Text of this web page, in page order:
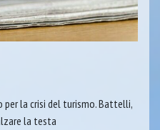
la crisi del turismo. Battelli,
la testa